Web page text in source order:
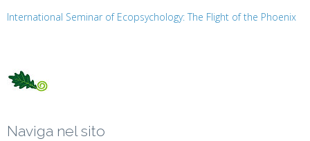
International Seminar of Ecopsychology: The Flight of the Phoenix
Naviga nel sito